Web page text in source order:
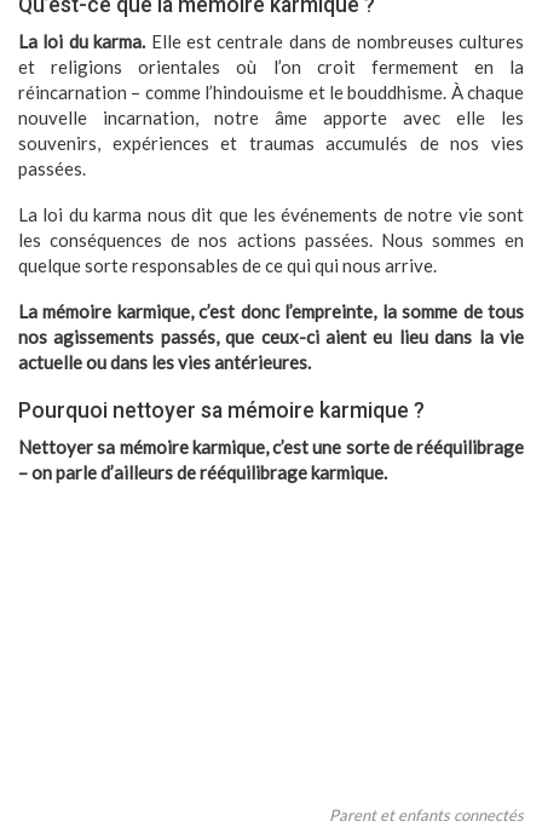
Qu’est-ce que la mémoire karmique ?
La loi du karma. Elle est centrale dans de nombreuses cultures
et religions orientales où l’on croit fermement en la
réincarnation – comme l’hindouisme et le bouddhisme. À chaque
nouvelle incarnation, notre âme apporte avec elle les
souvenirs, expériences et traumas accumulés de nos vies
passées.
La loi du karma nous dit que les événements de notre vie sont
les conséquences de nos actions passées. Nous sommes en
quelque sorte responsables de ce qui qui nous arrive.
La mémoire karmique, c’est donc l’empreinte, la somme de tous
nos agissements passés, que ceux-ci aient eu lieu dans la vie
actuelle ou dans les vies antérieures.
Pourquoi nettoyer sa mémoire karmique ?
Nettoyer sa mémoire karmique, c’est une sorte de rééquilibrage
– on parle d’ailleurs de rééquilibrage karmique.
Parent et enfants connectés